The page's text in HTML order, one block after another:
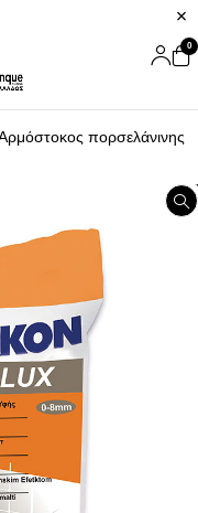
0
πορσελάνινης